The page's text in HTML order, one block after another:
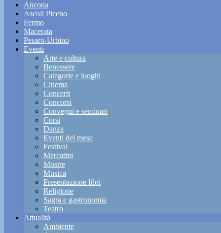
Ancona
Ascoli Piceno
Fermo
Macerata
Pesaro-Urbino
Eventi
Arte e cultura
Benessere
Categorie e luoghi
Cinema
Concerti
Concorsi
Convegni e seminari
Corsi
Danza
Eventi del mese
Festival
Mercatini
Mostre
Musica
Presentazione libri
Religione
Sagra e gastronomia
Teatro
Attualità
Ambiente